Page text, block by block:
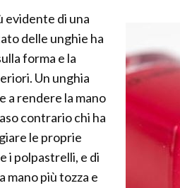
evidente di una
delle unghie ha
forma e la
Un unghia
a rendere la mano
contrario chi ha
le proprie
i polpastrelli, e di
mano più tozza e